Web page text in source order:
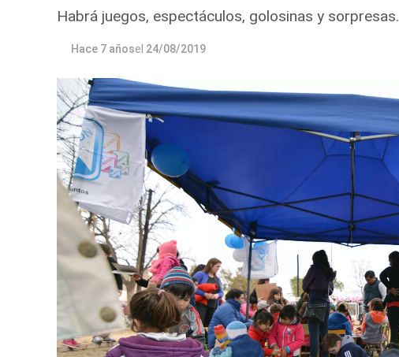
Habrá juegos, espectáculos, golosinas y sorpresas.
Hace 7 añosel 24/08/2019